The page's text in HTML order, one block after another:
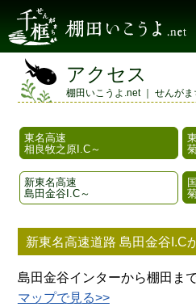
アクセス
棚田いこうよ.net ｜ せんが
東名高速
相良牧之原I.C～
新東名高速
島田金谷I.C～
新東名高速道路 島田金谷I.C
島田金谷インターから棚田ま
マップで見る>>